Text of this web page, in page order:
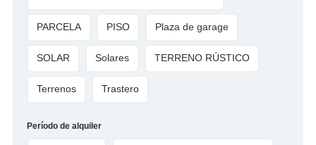
PARCELA PISO Plaza de garage
SOLAR Solares TERRENO RÚSTICO
Terrenos Trastero
Período de alquiler